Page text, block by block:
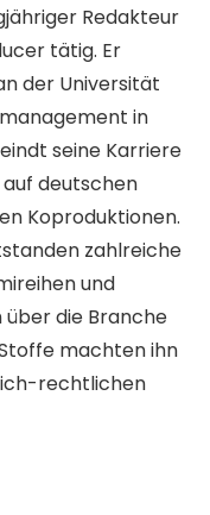
Redakteur
tätig. Er
der Universität
in
seine Karriere
auf deutschen
Koproduktionen.
zahlreiche
und
über die Branche
machten ihn
rechtlichen